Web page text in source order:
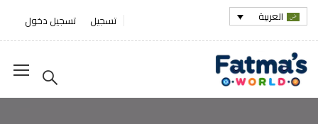
العربية تسجيل تسجيل دخول